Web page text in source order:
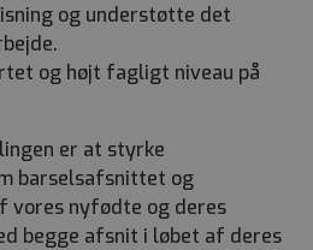
og understøtte det
og højt fagligt niveau på
er at styrke
barselsafsnittet og
vores nyfødte og deres
begge afsnit i løbet af deres